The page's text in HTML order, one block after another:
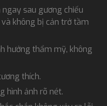
sau gương chiếu
không bị cản trở tầm
hưởng thẩm mỹ, không
thích.
hình ảnh rõ nét.